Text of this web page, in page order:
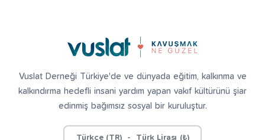
Vuslat Derneği Türkiye'de ve dünyada eğitim, kalkınma ve
kalkındırma hedefli insani yardım yapan vakıf kültürünü şiar
edinmiş bağımsız sosyal bir kuruluştur.
Türkçe (TR) - Türk Lirası (₺)